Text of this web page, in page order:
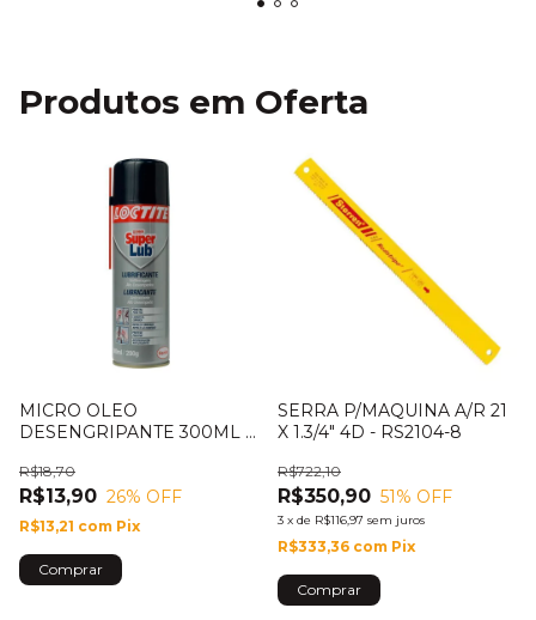
Produtos em Oferta
MICRO OLEO
DESENGRIPANTE 300ML -
R$13,90
R$18,70
26% OFF
R$13,21 com Pix
SERRA P/MAQUINA A/R 21
X 1.3/4" 4D - RS2104-8
R$350,90
R$722,10
51% OFF
3 x de R$116,97 sem juros
R$333,36 com Pix